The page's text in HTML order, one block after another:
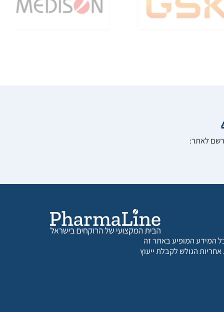
לאתר:
המידע המופיע באתר זה
הגולש לקבלת ייעוץ